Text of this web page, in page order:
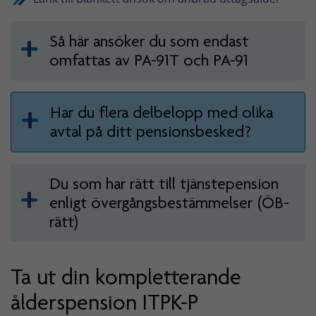
Så här ansöker du som endast
omfattas av PA-91T och PA-91
Har du flera delbelopp med olika
avtal på ditt pensionsbesked?
Du som har rätt till tjänstepension
enligt övergångsbestämmelser (ÖB-
rätt)
Ta ut din kompletterande
ålderspension ITPK-P